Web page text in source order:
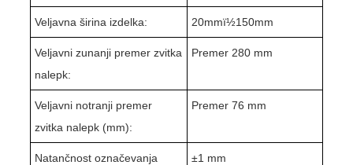
Veljavna širina izdelka: 20mmï½150mm
Veljavni zunanji premer zvitka
nalepk:
Premer 280 mm
Veljavni notranji premer
zvitka nalepk (mm):
Premer 76 mm
Natančnost označevanja
±1 mm